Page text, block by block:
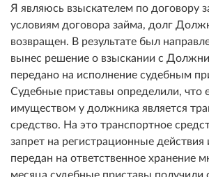
Я являюсь взыскателем по договору
условиям договора займа, долг
возвращен. В результате был
вынес решение о взыскании с
передано на исполнение судебным
Судебные приставы определили, что
имуществом у должника является
средство. На это транспортное
запрет на регистрационные действия
передан на ответственное хранение
месяца судебные приставы получили